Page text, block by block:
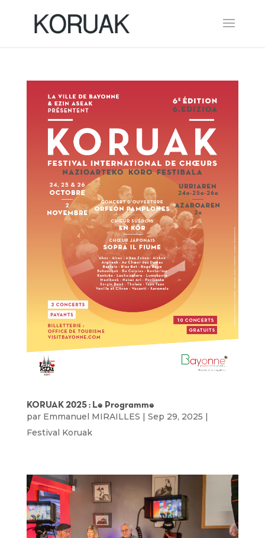
KORUAK 2025 : Le Programme
par Emmanuel MIRAILLES | Sep 29, 2025 |
Festival Koruak